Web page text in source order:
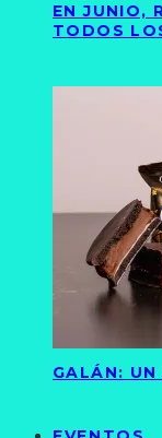
EN JUNIO,
TODOS
GALÁN: